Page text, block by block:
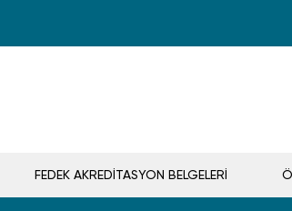
FEDEK AKREDİTASYON BELGELERİ